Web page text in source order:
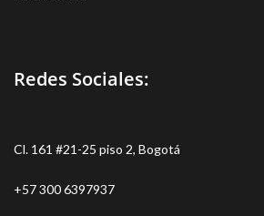
Redes Sociales:
Cl. 161 #21-25 piso 2, Bogotá
+57 300 6397937